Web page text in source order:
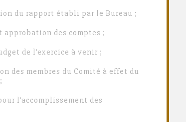
du rapport établi par le Bureau ;
des comptes ;
de l’exercice à venir ;
membres du Comité à effet du
l’accomplissement des